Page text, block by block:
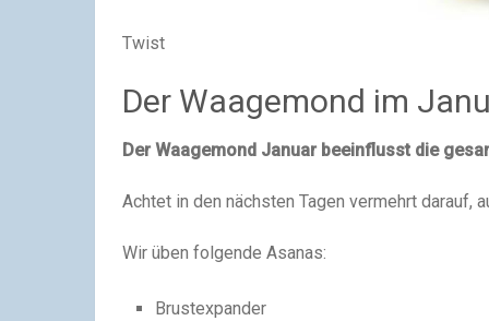
Twist
Der Waagemond im
Der Waagemond Januar beeinflusst die
Achtet in den nächsten Tagen vermehrt darauf,
Wir üben folgende Asanas:
Brustexpander